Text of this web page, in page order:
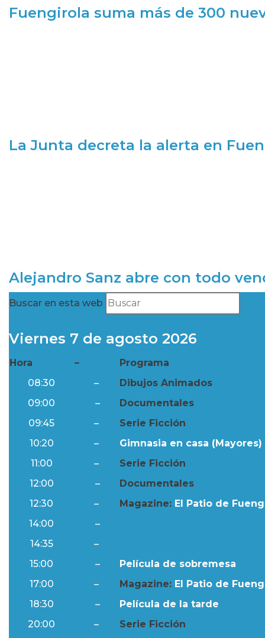
Fuengirola suma más de 300
La Junta decreta la alerta en
Alejandro Sanz abre con todo
Buscar en esta web
Viernes 7 de agosto 2026
Hora –
Programa
08:30
–
Dibujos Animados
09:00
–
Documentales
09:45
–
Serie Ficción
10:20
–
Gimnasia en casa (Mayores)
11:00
–
Serie Ficción
12:00
–
Documentales
12:30
– Magazine: El Patio de
14:00
–
14:35
–
15:00
–
Película de sobremesa
17:00
– Magazine: El Patio de
18:30
–
Película de la tarde
20:00
– Serie Ficción